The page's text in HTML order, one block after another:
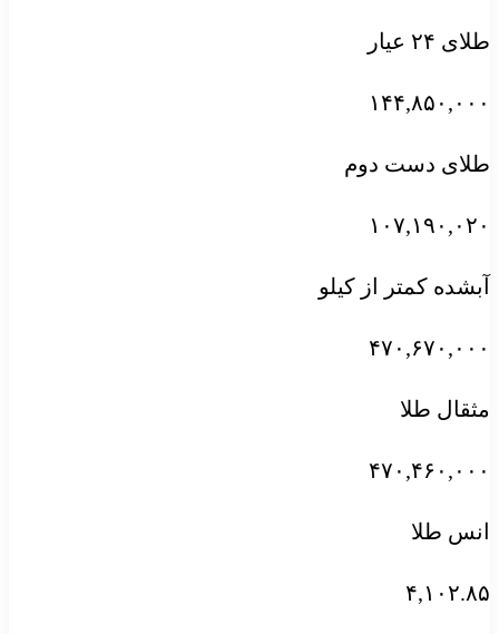
طلای ۲۴ عیار
۱۴۴,۸۵۰,۰۰۰
طلای دست دوم
۱۰۷,۱۹۰,۰۲۰
آبشده کمتر از کیلو
۴۷۰,۶۷۰,۰۰۰
مثقال طلا
۴۷۰,۴۶۰,۰۰۰
انس طلا
۴,۱۰۲.۸۵